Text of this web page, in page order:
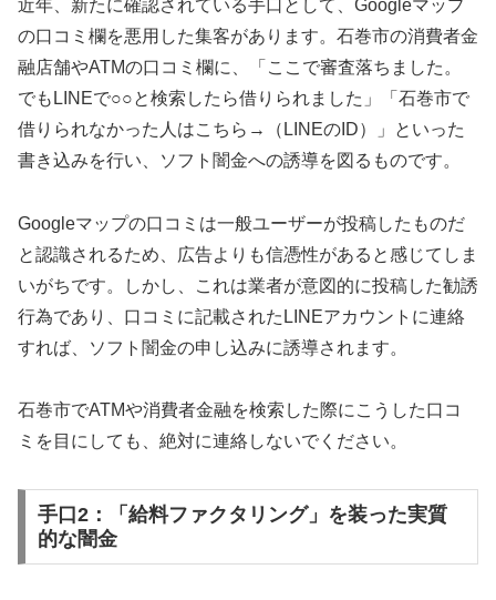
近年、新たに確認されている手口として、Googleマップ
の口コミ欄を悪用した集客があります。石巻市の消費者金
融店舗やATMの口コミ欄に、「ここで審査落ちました。
でもLINEで○○と検索したら借りられました」「石巻市で
借りられなかった人はこちら→（LINEのID）」といった
書き込みを行い、ソフト闇金への誘導を図るものです。
Googleマップの口コミは一般ユーザーが投稿したものだ
と認識されるため、広告よりも信憑性があると感じてしま
いがちです。しかし、これは業者が意図的に投稿した勧誘
行為であり、口コミに記載されたLINEアカウントに連絡
すれば、ソフト闇金の申し込みに誘導されます。
石巻市でATMや消費者金融を検索した際にこうした口コ
ミを目にしても、絶対に連絡しないでください。
手口2：「給料ファクタリング」を装った実質
的な闇金